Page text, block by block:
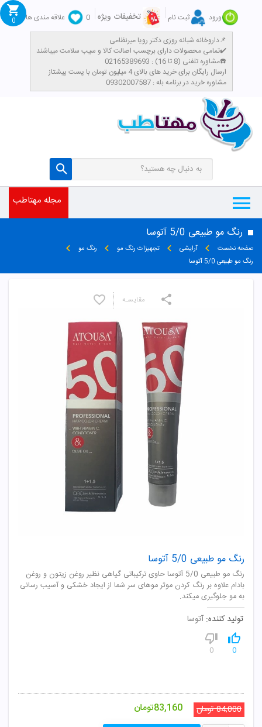
ورود ثبت نام تخفیفات ویژه 0
علاقه مندی ها
داروخانه شبانه روزی دکتر رویا میرنظامی📌
تمامی محصولات دارای برچسب اصالت کالا و سیب سلامت میباشند✔️
مشاوره تلفنی (8 تا 16) : 02165389693☎️
​ارسال رایگان برای خرید های بالای 4 میلیون تومان با پست پیشتاز
مشاوره خرید در برنامه بله : 09302007587
0
مجله مهتاطب
رنگ مو طبیعی 5/0 آتوسا
صفحه نخست آرایشی تجهیزات رنگ مو
رنگ مو
رنگ مو طبیعی 5/0 آتوسا
رنگ مو طبیعی 5/0 آتوسا
رنگ مو طبیعی 5/0 آتوسا حاوی ترکیباتی گیاهی نظیر روغن زیتون و روغن
بادام علاوه بر رنگ کردن موثر موهای سر شما از ایجاد خشکی و آسیب رسانی
به مو جلوگیری میکند.
تولید کننده: آتوسا
0
0
84,000تومان 83,160تومان
مقایسـه